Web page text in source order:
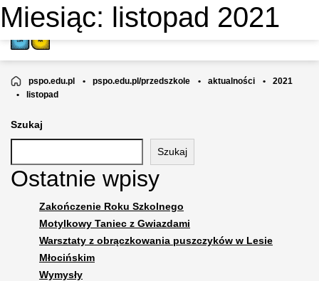
PRZEDSZKOLE NIEPUBLICZNE
MOTYLKOWA AKADEMIA
pspo.edu.pl • pspo.edu.pl/przedszkole • aktualności •
2021
•
listopad
Szukaj
Szukaj
Ostatnie wpisy
Zakończenie Roku Szkolnego
Motylkowy Taniec z Gwiazdami
Warsztaty z obrączkowania puszczyków w Lesie
Młocińskim
Wymysły
Miesiąc: listopad 2021